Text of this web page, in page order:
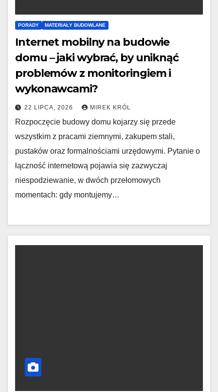
PORADY MATERIAŁY BUDOWLANE
Internet mobilny na budowie
domu – jaki wybrać, by uniknąć
problemów z monitoringiem i
wykonawcami?
22 LIPCA, 2026 MIREK KRÓL
Rozpoczęcie budowy domu kojarzy się przede
wszystkim z pracami ziemnymi, zakupem stali,
pustaków oraz formalnościami urzędowymi. Pytanie o
łączność internetową pojawia się zazwyczaj
niespodziewanie, w dwóch przełomowych
momentach: gdy montujemy…